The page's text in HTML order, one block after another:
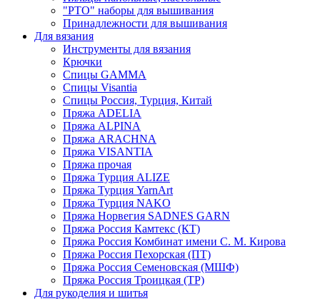
"РТО" наборы для вышивания
Принадлежности для вышивания
Для вязания
Инструменты для вязания
Крючки
Спицы GAMMA
Спицы Visantia
Спицы Россия, Турция, Китай
Пряжа ADELIA
Пряжа ALPINA
Пряжа ARACHNA
Пряжа VISANTIA
Пряжа прочая
Пряжа Турция ALIZE
Пряжа Турция YarnArt
Пряжа Турция NAKO
Пряжа Норвегия SADNES GARN
Пряжа Россия Камтекс (КТ)
Пряжа Россия Комбинат имени С. М. Кирова
Пряжа Россия Пехорская (ПТ)
Пряжа Россия Семеновская (МШФ)
Пряжа Россия Троицкая (ТР)
Для рукоделия и шитья